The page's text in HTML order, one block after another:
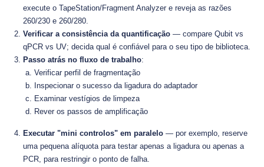
execute o TapeStation/Fragment Analyzer e reveja as razões
260/230 e 260/280.
Verificar a consistência da quantificação — compare Qubit vs
qPCR vs UV; decida qual é confiável para o seu tipo de biblioteca.
Passo atrás no fluxo de trabalho:
Verificar perfil de fragmentação
Inspecionar o sucesso da ligadura do adaptador
Examinar vestígios de limpeza
Rever os passos de amplificação
Executar "mini controlos" em paralelo — por exemplo, reserve
uma pequena alíquota para testar apenas a ligadura ou apenas a
PCR, para restringir o ponto de falha.